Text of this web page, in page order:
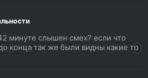
минуте слышен смех? если что
конца так же были видны какие то